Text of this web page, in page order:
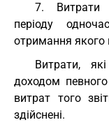
7. Витрати
періоду
отримання якого
Витрати,
доходом
витрат того
здійснені.